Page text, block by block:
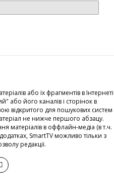
або їх фрагментів в Інтернеті
або його каналів і сторінок в
відкритого для пошукових систем
не нижче першого абзацу.
матеріалів в оффлайн-медіа (в т.ч.
SmartTV можливо тільки з
редакції.